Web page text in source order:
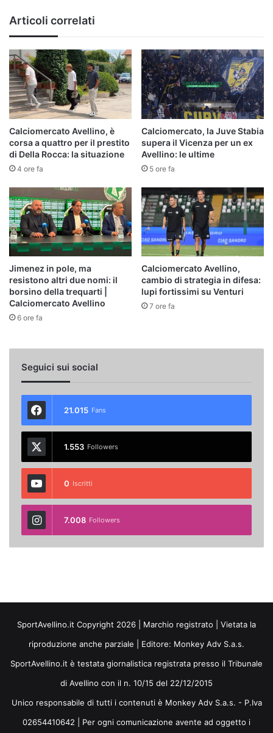
Articoli correlati
Calciomercato Avellino, è
corsa a quattro per il prestito
di Della Rocca: la situazione
4 ore fa
Calciomercato, la Juve Stabia
supera il Vicenza per un ex
Avellino: le ultime
5 ore fa
Jimenez in pole, ma
resistono altri due nomi: il
borsino della trequarti |
Calciomercato Avellino
6 ore fa
Calciomercato Avellino,
cambio di strategia in difesa:
lupi fortissimi su Venturi
7 ore fa
Seguici sui social
21.015 Fans
1.553 Followers
0 Iscritti
7.008 Followers
SportAvellino.it Copyright 2026 | Marchio registrato | Vietata la
riproduzione anche parziale | Editore: Monkey Adv S.a.s.
SportAvellino.it è testata giornalistica registrata presso il Tribunale
di Avellino con il n. 10/15 del 22/12/2015
Unico responsabile di tutti i contenuti è Monkey Adv S.a.s. - P.Iva
02654410642 | Per ogni comunicazione avente ad oggetto i